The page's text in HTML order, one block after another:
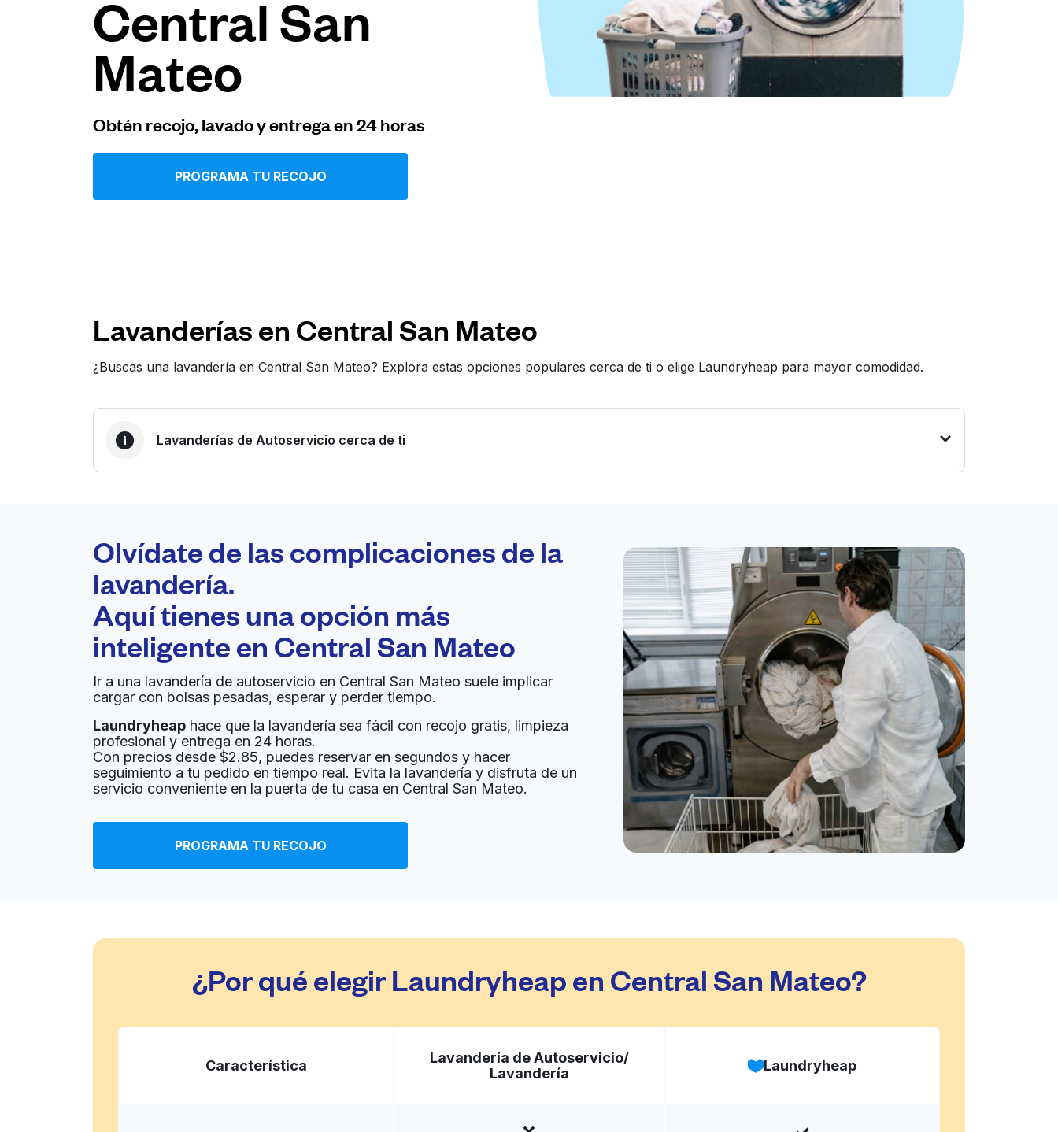
Iniciar sesión
Descarga nuestra app
Central San
Mateo
Obtén recojo, lavado y entrega en 24 horas
PROGRAMA TU RECOJO
Lavanderías en Central San Mateo
¿Buscas una lavandería en Central San Mateo? Explora estas opciones populares cerca de ti o elige Laundryheap para mayor comodidad.
Lavanderías de Autoservicio cerca de ti
Recojo y entrega a en la
puerta de casa
Abierto 24/7
Summers Laundry
560 San Mateo Ave, San Bruno, CA 94066, United States
? min
Calcular la distancia
Mostrar número
desconocido
Olvídate de las complicaciones de la
lavandería.
Aquí tienes una opción más
inteligente en Central San Mateo
Ir a una lavandería de autoservicio en Central San Mateo suele implicar
cargar con bolsas pesadas, esperar y perder tiempo.
Laundryheap hace que la lavandería sea fácil con recojo gratis, limpieza
profesional y entrega en 24 horas.
Con precios desde $2.85, puedes reservar en segundos y hacer
seguimiento a tu pedido en tiempo real. Evita la lavandería y disfruta de un
servicio conveniente en la puerta de tu casa en Central San Mateo.
PROGRAMA TU RECOJO
¿Por qué elegir Laundryheap en Central San Mateo?
Característica
Lavandería de Autoservicio/
Lavandería
Laundryheap